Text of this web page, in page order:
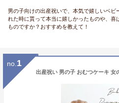
男の子向けの出産祝いで、本気で嬉しいベビ
れた時に貰って本当に嬉しかったものや、喜
ものですか？おすすめを教えて！
no. 1